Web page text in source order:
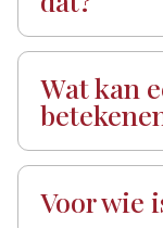
Wat kan
Voor wie